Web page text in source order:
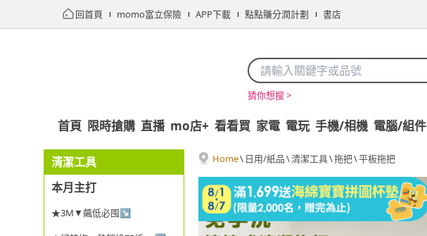
回首頁 momo富立保險 APP下載 點點賺分潤計劃 書店
猜你想搜 >
首頁 限時搶購 直播 mo店+ 看看買 家電 電玩 手機/相機 電腦/組件
清潔工具
本月主打
★3M▼飆低必囤↘
Home\ 日用/紙品\清潔工具\拖把\平板拖把